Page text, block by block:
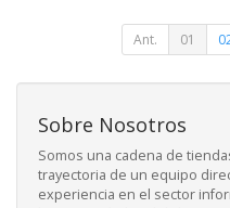
Ant. 01
Sobre Nosotros
Somos una cadena de
trayectoria de un equipo
experiencia en el sector